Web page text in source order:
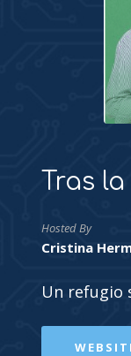
Tras
Hosted By
Cristina
Un refugio